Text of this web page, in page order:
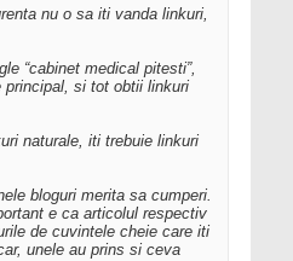
nu o sa iti vanda linkuri,
“cabinet medical pitesti”,
principal, si tot obtii linkuri
naturale, iti trebuie linkuri
bloguri merita sa cumperi.
e ca articolul respectiv
de cuvintele cheie care iti
unele au prins si ceva